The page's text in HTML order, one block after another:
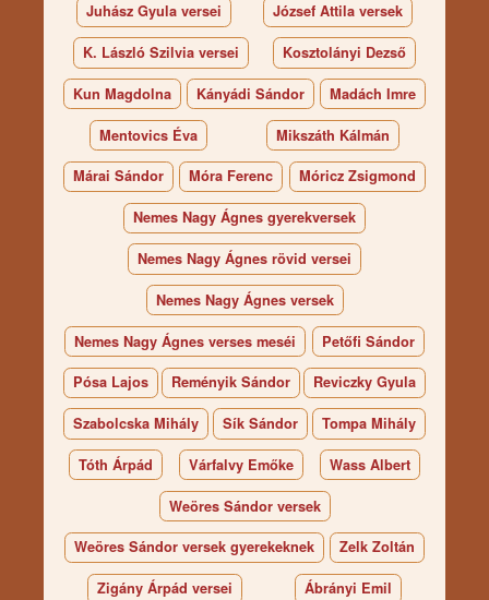
Juhász Gyula versei József Attila versek
K. László Szilvia versei Kosztolányi Dezső
Kun Magdolna Kányádi Sándor Madách Imre
Mentovics Éva Mikszáth Kálmán
Márai Sándor Móra Ferenc Móricz Zsigmond
Nemes Nagy Ágnes gyerekversek
Nemes Nagy Ágnes rövid versei
Nemes Nagy Ágnes versek
Nemes Nagy Ágnes verses meséi Petőfi Sándor
Pósa Lajos Reményik Sándor Reviczky Gyula
Szabolcska Mihály Sík Sándor Tompa Mihály
Tóth Árpád Várfalvy Emőke Wass Albert
Weöres Sándor versek
Weöres Sándor versek gyerekeknek Zelk Zoltán
Zigány Árpád versei Ábrányi Emil